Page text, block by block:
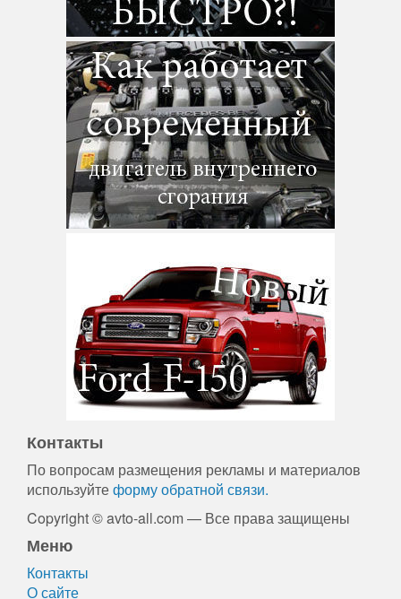
Контакты
По вопросам размещения рекламы и материалов
используйтеформу обратной связи.
Copyright © avto-all.com — Все права защищены
Меню
Контакты
О сайте